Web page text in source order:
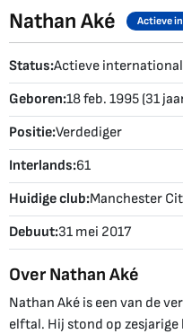
Nathan Aké Actieve
Status:Actieve international
Geboren:18 feb. 1995 (31
Positie:Verdediger
Interlands:61
Huidige club:Manchester
Debuut:31 mei 2017
Over Nathan Aké
Nathan Aké is een van de
elftal. Hij stond op